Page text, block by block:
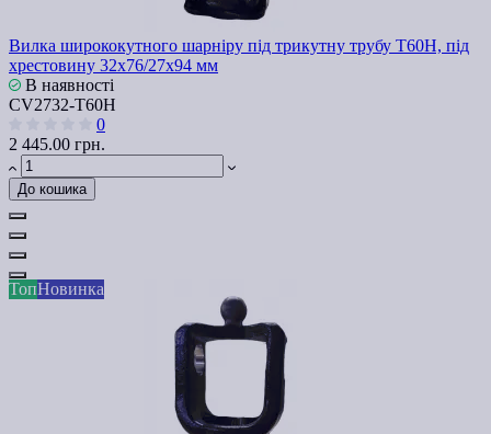
Вилка ширококутного шарніру під трикутну трубу Т60H, під
хрестовину 32х76/27х94 мм
В наявності
СV2732-Т60H
0
2 445.00 грн.
До кошика
ТопНовинка